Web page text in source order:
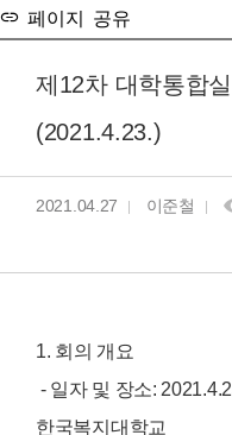
페이지 공유
제12차 대학통합
(2021.4.23.)
2021.04.27 이준철
1. 회의 개요
- 일자 및 장소:
한국복지대학교